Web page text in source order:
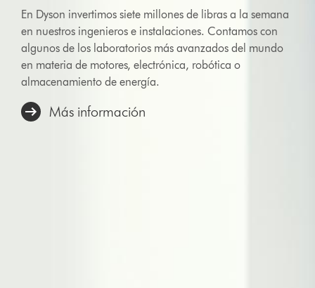
En Dyson invertimos siete millones de libras a la semana
en nuestros ingenieros e instalaciones. Contamos con
algunos de los laboratorios más avanzados del mundo
en materia de motores, electrónica, robótica o
almacenamiento de energía.
Más información